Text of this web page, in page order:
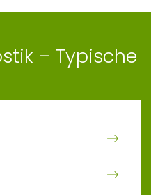
– Typische